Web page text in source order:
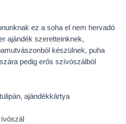
ez a soha el nem hervadó
ajándék szeretteinknek,
készülnek, puha
pedig erős szívószálból
ajándékkártya